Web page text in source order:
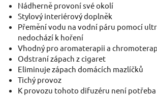
Nádherně provoní své okolí
Stylový interiérový doplněk
Přemění vodu na vodní páru pomocí
nedochází k hoření
Vhodný pro aromaterapii a
Odstraní zápach z cigaret
Eliminuje zápach domácích mazlíčků
Tichý provoz
K provozu tohoto difuzéru není